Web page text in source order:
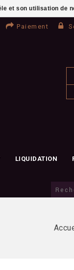
Paiement
LIQUIDATION
et son utilisation de